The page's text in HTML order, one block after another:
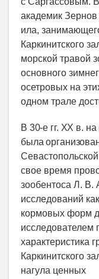
академик
ила,
Каркинитского
морской травой
основного
осетровых на
одном трале
В 30-е гг. XX в. на
была
свое время
зообентоса Л. В.
исследований
кормовых форм
исследователем
характеристика
Каркинитского
нагула ценных